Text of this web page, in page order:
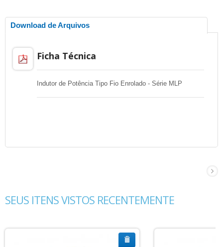
Download de Arquivos
Ficha Técnica
Indutor de Potência Tipo Fio Enrolado - Série MLP
SEUS ITENS VISTOS RECENTEMENTE